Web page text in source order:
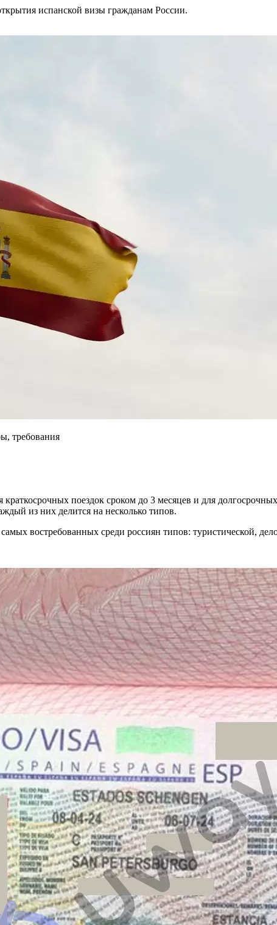
испанской визы гражданам России.
требования
поездок сроком до 3 месяцев и для
из них делится на несколько типов.
востребованных среди россиян типов: туристической,